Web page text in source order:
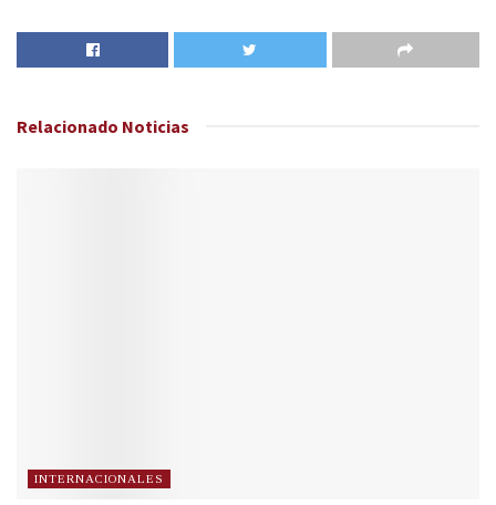
Relacionado Noticias
INTERNACIONALES